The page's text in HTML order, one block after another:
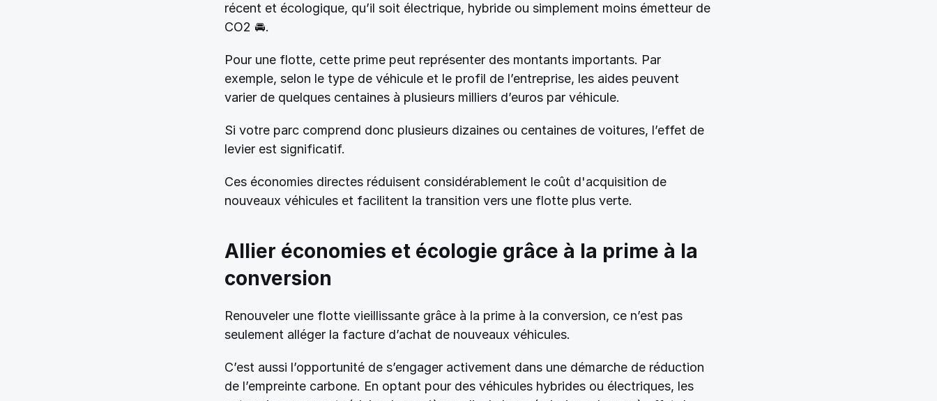
récent et écologique, qu’il soit électrique, hybride ou simplement moins émetteur de
CO2 🚘.
Pour une flotte, cette prime peut représenter des montants importants. Par
exemple, selon le type de véhicule et le profil de l’entreprise, les aides peuvent
varier de quelques centaines à plusieurs milliers d’euros par véhicule.
Si votre parc comprend donc plusieurs dizaines ou centaines de voitures, l’effet de
levier est significatif.
Ces économies directes réduisent considérablement le coût d'acquisition de
nouveaux véhicules et facilitent la transition vers une flotte plus verte.
Allier économies et écologie grâce à la prime à la
conversion
Renouveler une flotte vieillissante grâce à la prime à la conversion, ce n’est pas
seulement alléger la facture d’achat de nouveaux véhicules.
C’est aussi l’opportunité de s’engager activement dans une démarche de réduction
de l’empreinte carbone. En optant pour des véhicules hybrides ou électriques, les